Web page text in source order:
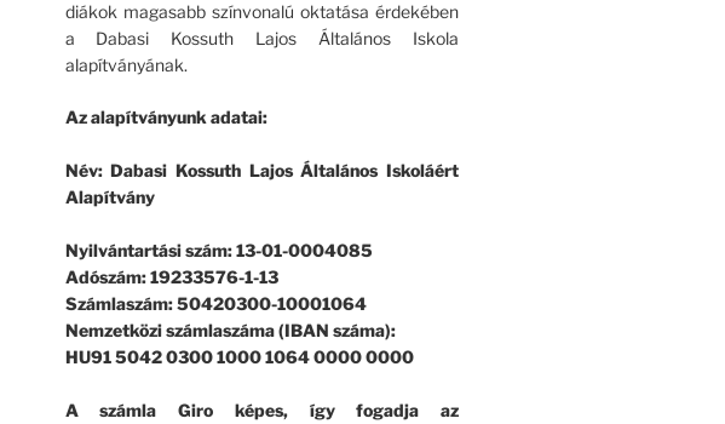
diákok magasabb színvonalú oktatása érdekében
a Dabasi Kossuth Lajos Általános Iskola
alapítványának.
Az alapítványunk adatai:
Név: Dabasi Kossuth Lajos Általános Iskoláért
Alapítvány
Nyilvántartási szám: 13-01-0004085
Adószám: 19233576-1-13
Számlaszám: 50420300-10001064
Nemzetközi számlaszáma (IBAN száma):
HU91 5042 0300 1000 1064 0000 0000
A számla Giro képes, így fogadja az